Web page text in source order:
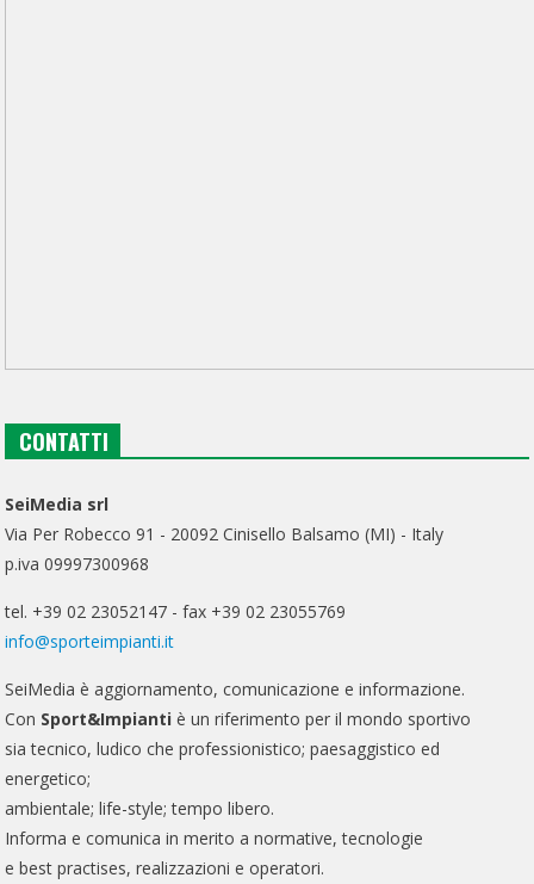
CONTATTI
SeiMedia srl
Via Per Robecco 91 - 20092 Cinisello Balsamo (MI) - Italy
p.iva 09997300968
tel. +39 02 23052147 - fax +39 02 23055769
info@sporteimpianti.it
SeiMedia è aggiornamento, comunicazione e informazione.
Con Sport&Impianti è un riferimento per il mondo sportivo
sia tecnico, ludico che professionistico; paesaggistico ed
energetico;
ambientale; life-style; tempo libero.
Informa e comunica in merito a normative, tecnologie
e best practises, realizzazioni e operatori.